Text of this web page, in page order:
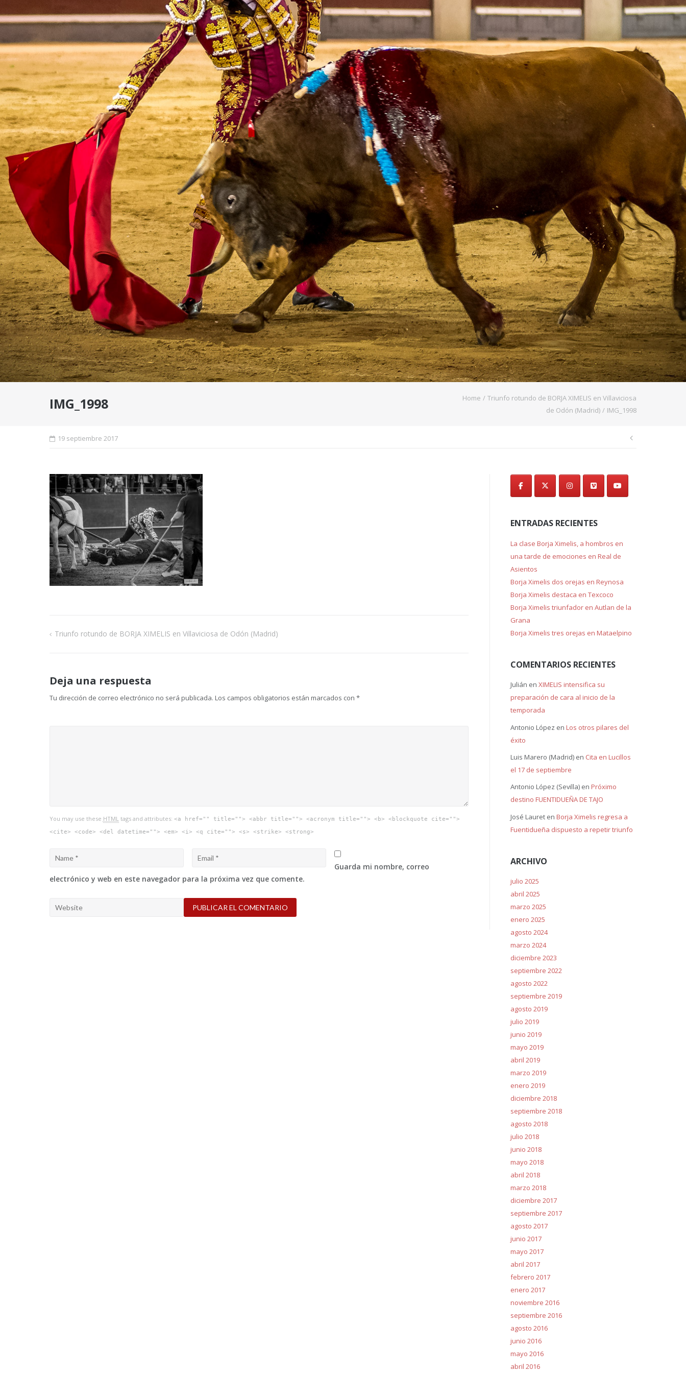
IMG_1998 Home / Triunfo rotundo de BORJA XIMELIS en Villaviciosa
de Odón (Madrid) / IMG_1998
19 septiembre 2017
Navegación
entradas
Triunfo rotundo de BORJA XIMELIS en Villaviciosa de Odón (Madrid)
Deja una respuesta
Tu dirección de correo electrónico no será publicada. Los campos obligatorios están marcados con *
You may use these HTMLtags and attributes: <a href="" title=""> <abbr title=""> <acronym title=""> <b> <blockquote cite="">
<cite> <code> <del datetime=""> <em> <i> <q cite=""> <s> <strike> <strong>
Guarda mi nombre, correo
electrónico y web en este navegador para la próxima vez que comente.
ENTRADAS RECIENTES
La clase Borja Ximelis, a hombros en
una tarde de emociones en Real de
Asientos
Borja Ximelis dos orejas en Reynosa
Borja Ximelis destaca en Texcoco
Borja Ximelis triunfador en Autlan de la
Grana
Borja Ximelis tres orejas en Mataelpino
COMENTARIOS RECIENTES
Julián en XIMELIS intensifica su
preparación de cara al inicio de la
temporada
Antonio López en Los otros pilares del
éxito
Luis Marero (Madrid)en Cita en Lucillos
el 17 de septiembre
Antonio López (Sevilla)en Próximo
destino FUENTIDUEÑA DE TAJO
José Laureten Borja Ximelis regresa a
Fuentidueña dispuesto a repetir triunfo
ARCHIVO
julio 2025
abril 2025
marzo 2025
enero 2025
agosto 2024
marzo 2024
diciembre 2023
septiembre 2022
agosto 2022
septiembre 2019
agosto 2019
julio 2019
junio 2019
mayo 2019
abril 2019
marzo 2019
enero 2019
diciembre 2018
septiembre 2018
agosto 2018
julio 2018
junio 2018
mayo 2018
abril 2018
marzo 2018
diciembre 2017
septiembre 2017
agosto 2017
junio 2017
mayo 2017
abril 2017
febrero 2017
enero 2017
noviembre 2016
septiembre 2016
agosto 2016
junio 2016
mayo 2016
abril 2016